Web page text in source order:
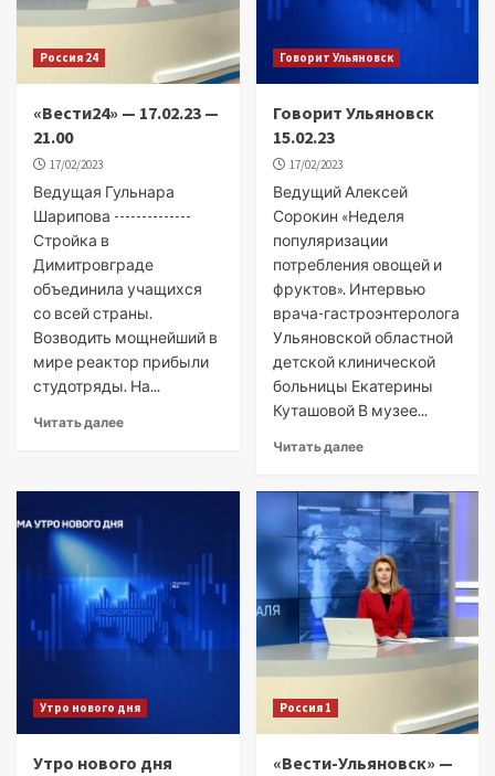
Россия 24
«Вести24» — 17.02.23 —
21.00
17/02/2023
Ведущая Гульнара
Шарипова --------------
Стройка в
Димитровграде
объединила учащихся
со всей страны.
Возводить мощнейший в
мире реактор прибыли
студотряды. На...
Читать далее
Говорит Ульяновск
Говорит Ульяновск
15.02.23
17/02/2023
Ведущий Алексей
Сорокин «Неделя
популяризации
потребления овощей и
фруктов». Интервью
врача-гастроэнтеролога
Ульяновской областной
детской клинической
больницы Екатерины
Куташовой В музее...
Читать далее
Утро нового дня
Утро нового дня
Россия 1
«Вести-Ульяновск» —